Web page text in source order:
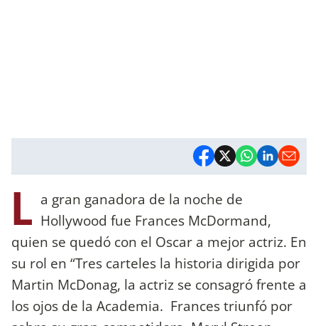
L a gran ganadora de la noche de
Hollywood fue Frances McDormand,
quien se quedó con el Oscar a mejor actriz. En
su rol en “Tres carteles la historia dirigida por
Martin McDonag, la actriz se consagró frente a
los ojos de la Academia. Frances triunfó por